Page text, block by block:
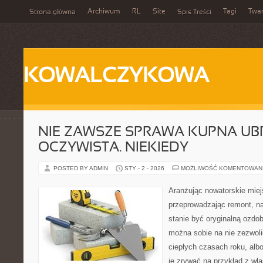
Strona główna Archiwum RL Site Spis Treści Tagi
KOWALCZYKOWA
NIE ZAWSZE SPRAWA KUPNA
OCZYWISTA. NIEKIEDY
POSTED BY ADMIN STY - 2 - 2026 MOŻLIWOŚĆ
Aranżując nowatorskie
przeprowadzając remont,
stanie być oryginalną
można sobie na nie
ciepłych czasach roku,
je zrywać na przykład z